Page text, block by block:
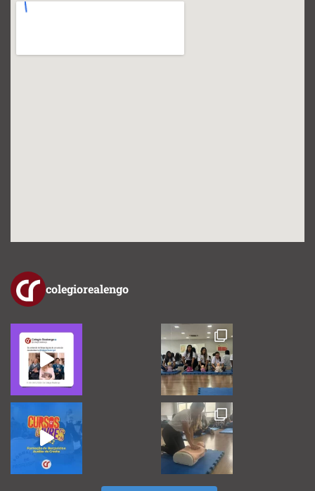
colegiorealengo